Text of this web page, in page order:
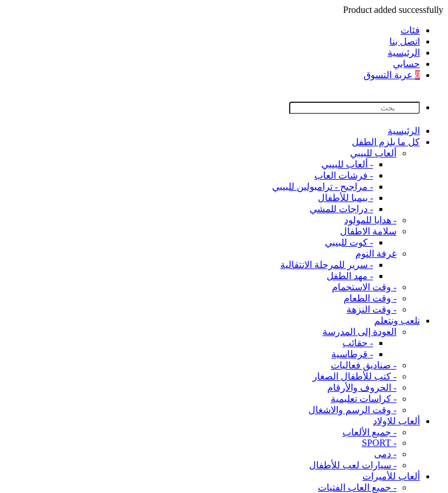
Product added successfully
فئات
اتصل بنا
اﻟﺮﺋﻴﺴﻴﺔ
حسابي
0 عربة التسوق
اﻟﺮﺋﻴﺴﻴﺔ
كل ما يلزم الطفل
ألعاب للبيبي
- ألعاب للبيبي
- فرشات العاب
- مراجيح - ترامبولين للبيبي
- بيمبا للأطفال
- دراجات للمشي
- هدايا للمولود
سلامة الاطفال
- كوت للبيبي
غرفة النوم
- سرير للمرحلة الانتقالية
- مهد الطفل
- وقت الاستحمام
- وقت الطعام
- وقت النزهة
نلعب ونتعلم
العودة إلى المدرسة
- حقائب
- قرطاسية
- صناديق فعاليات
- كتب للأطفال الصغار
- الحروف والأرقام
- كراسات تعليمية
- وقت الرسم والاشغال
ألعاب للاولاد
- جميع الألعاب
- SPORT
- دمى
- سيارات لعب للأطفال
ألعاب للأميرات
- جميع العاب الفتيات